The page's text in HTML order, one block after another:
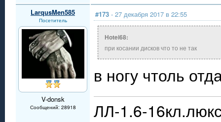
LarqusMen585
Посетитель
V-donsk
Сообщений: 28918
#173 - 27 декабря 2017 в 22:55
Hotei68:
при косании дисков что то не так
в ногу чтоль
ЛЛ-1.6-